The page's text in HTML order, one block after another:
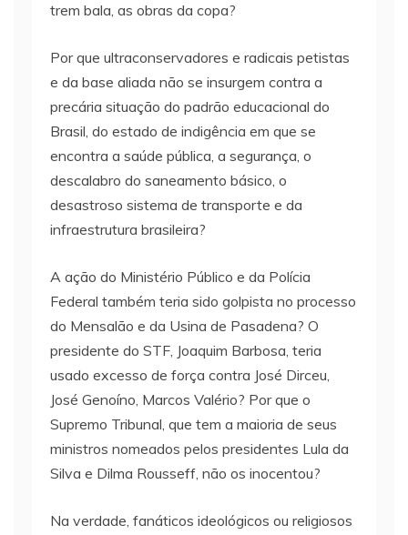
trem bala, as obras da copa?
Por que ultraconservadores e radicais petistas
e da base aliada não se insurgem contra a
precária situação do padrão educacional do
Brasil, do estado de indigência em que se
encontra a saúde pública, a segurança, o
descalabro do saneamento básico, o
desastroso sistema de transporte e da
infraestrutura brasileira?
A ação do Ministério Público e da Polícia
Federal também teria sido golpista no processo
do Mensalão e da Usina de Pasadena? O
presidente do STF, Joaquim Barbosa, teria
usado excesso de força contra José Dirceu,
José Genoíno, Marcos Valério? Por que o
Supremo Tribunal, que tem a maioria de seus
ministros nomeados pelos presidentes Lula da
Silva e Dilma Rousseff, não os inocentou?
Na verdade, fanáticos ideológicos ou religiosos